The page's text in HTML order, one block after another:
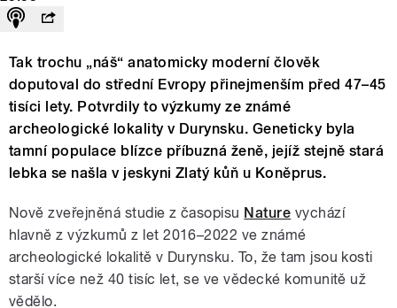
Tak trochu „náš“ anatomicky moderní člověk
doputoval do střední Evropy přinejmenším před 47–45
tisíci lety. Potvrdily to výzkumy ze známé
archeologické lokality v Durynsku. Geneticky byla
tamní populace blízce příbuzná ženě, jejíž stejně stará
lebka se našla v jeskyni Zlatý kůň u Koněprus.
Nově zveřejněná studie z časopisu Nature vychází
hlavně z výzkumů z let 2016–2022 ve známé
archeologické lokalitě v Durynsku. To, že tam jsou kosti
starší více než 40 tisíc let, se ve vědecké komunitě už
vědělo.